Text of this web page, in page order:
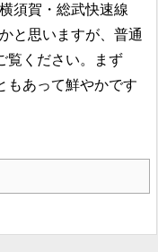
須賀・総武快速線
と思いますが、普通
ください。
まず
もあって鮮やかです